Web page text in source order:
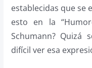
establecidas que se
esto en la
Schumann? Quizá
difícil ver esa